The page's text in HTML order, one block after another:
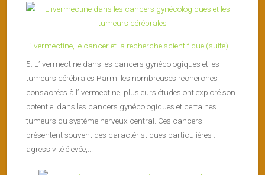
L’ivermectine, le cancer et la recherche scientifique (suite)
5. L’ivermectine dans les cancers gynécologiques et les
tumeurs cérébrales Parmi les nombreuses recherches
consacrées à l’ivermectine, plusieurs études ont exploré son
potentiel dans les cancers gynécologiques et certaines
tumeurs du système nerveux central. Ces cancers
présentent souvent des caractéristiques particulières :
agressivité élevée,...